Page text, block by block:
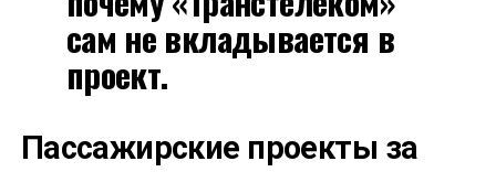
сам не вкладывается в
проект.
Пассажирские проекты за